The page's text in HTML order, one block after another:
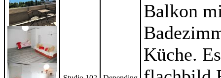
Balkon
Küche.